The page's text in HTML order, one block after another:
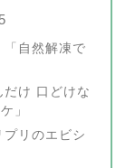
自然解凍で
け 口どけな
」
リのエビシ